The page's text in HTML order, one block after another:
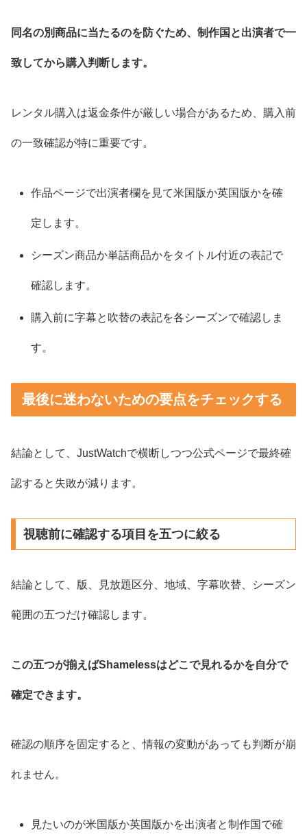
同名の別商品に当たるのを防ぐため、制作国と出演者で一
致してから購入判断します。
レンタル購入は返金条件が厳しい場合があるため、購入前
の一致確認が特に重要です。
作品ページで出演者欄を見て米国版か英国版かを確
定します。
シーズン商品か単話商品かをタイトル付近の表記で
確認します。
購入前に字幕と吹替の表記を各シーズンで確認しま
す。
最後に迷わないための要点をチェックする
結論として、JustWatchで横断しつつ公式ページで最終確
認すると失敗が減ります。
視聴前に確認する項目を五つに絞る
結論として、版、見放題区分、地域、字幕吹替、シーズン
範囲の五つだけ確認します。
この五つが揃えばShamelessはどこで見れるかを自分で
確定できます。
確認の順序を固定すると、情報の変動があっても判断が崩
れません。
見たいのが米国版か英国版かを出演者と制作国で確